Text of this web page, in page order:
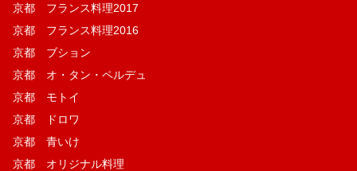
京都 フランス料理2017
京都 フランス料理2016
京都 ブション
京都 オ・タン・ペルデュ
京都 モトイ
京都 ドロワ
京都 青いけ
京都 オリジナル料理